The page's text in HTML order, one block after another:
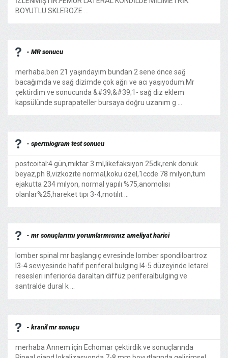
BOYUTLU SKLEROZE ...
- MR sonucu
merhaba.ben 21 yaşındayım bundan 2 sene önce sağ
bacağımda ve sağ dizimde çok ağrı ve acı yaşıyodum.Mr
çektirdim ve sonucunda &#39;&#39;1- sağ diz eklem
kapsülünde suprapateller bursaya doğru uzanım g ...
- spermiogram test sonucu
postcoital:4.gün,mıktar 3 ml,likefaksıyon 25dk,renk donuk
beyaz,ph 8,vizkozıte normal,koku özel,1ccde 78 mılyon,tum
ejakutta 234 mılyon, normal yapılı %75,anomolısı
olanlar%25,hareket tıpı 3-4,motılıt ...
- mr sonuçlarımı yorumlarmısınız ameliyat harici
lomber spinal mr başlangıç evresinde lomber spondiloartroz
l3-4 seviyesinde hafif periferal bulging l4-5 düzeyinde letarel
resesleri inferiorda daraltan diffüz periferalbulging ve
santralde dural k ...
- kranil mr sonuçu
merhaba Annem için Echomar çektirdik ve sonuçlarında